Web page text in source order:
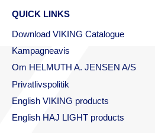
QUICK LINKS
Download VIKING Catalogue
Kampagneavis
Om HELMUTH A. JENSEN A/S
Privatlivspolitik
English VIKING products
English HAJ LIGHT products